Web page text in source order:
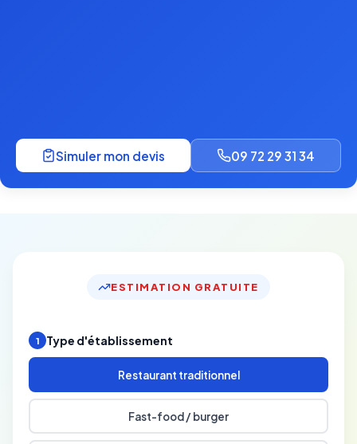
Simuler mon devis 09 72 29 31 34
ESTIMATION GRATUITE
1 Type d'établissement
Restaurant traditionnel
Fast-food / burger